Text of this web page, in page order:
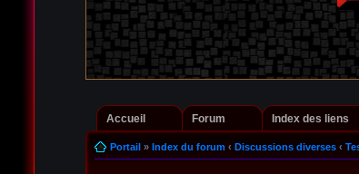
Accueil Forum Index des liens
Portail» Index du forum ‹ Discussions diverses ‹